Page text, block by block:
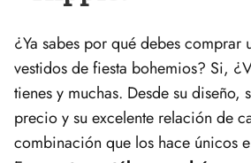
¿Ya sabes por qué debes comprar
vestidos de fiesta bohemios? Si,
tienes y muchas. Desde su diseño,
precio y su excelente relación de
combinación que los hace únicos